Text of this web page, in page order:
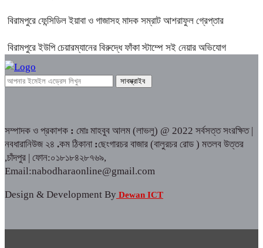
বিরামপুরে ফেন্সিডিল ইয়াবা ও গাজাসহ মাদক সম্রাট আশরাফুল গ্রেপ্তার
বিরামপুরে ইউপি চেয়ারম্যানের বিরুদ্ধে ফাঁকা স্টাম্পে সই নেয়ার অভিযোগ
সম্পাদক ও প্রকাশক : মোঃ মাহবুব আলম (লাভলু) @ 2022 সর্বসত্ত সংরক্ষিত |
নবধারানিউজ ২৪ .কম ঠিকানা :ছেংগারচর বাজার (বালুরচর রোড ) মতলব উত্তর
,চাঁদপুর | ফোন:০১৮১৮৪২৮৭৬৯,
Email:nabodharaonline@gmail.com
Design & Development By Dewan ICT